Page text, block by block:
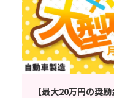
【最大20万円の奨